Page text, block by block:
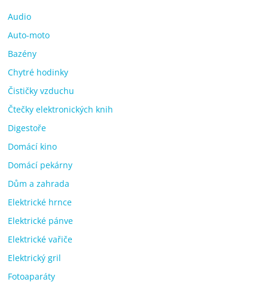
Audio
Auto-moto
Bazény
Chytré hodinky
Čističky vzduchu
Čtečky elektronických knih
Digestoře
Domácí kino
Domácí pekárny
Dům a zahrada
Elektrické hrnce
Elektrické pánve
Elektrické vařiče
Elektrický gril
Fotoaparáty